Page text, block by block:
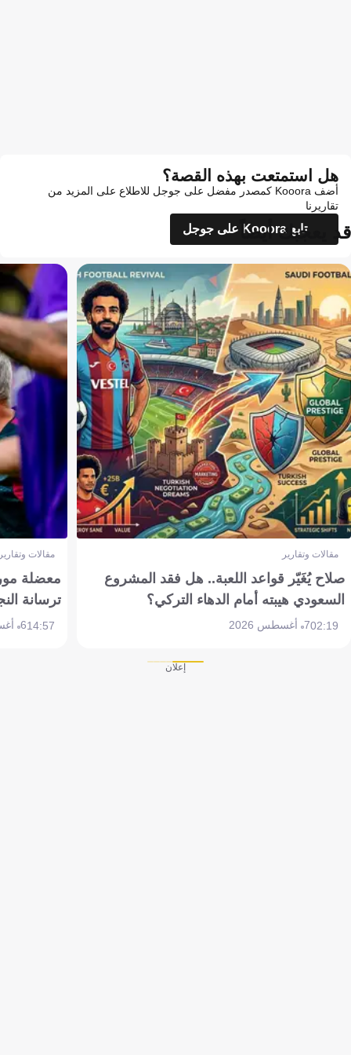
هل استمتعت بهذه القصة؟
أضف Kooora كمصدر مفضل على جوجل للاطلاع على المزيد من
تقاريرنا
تابع Kooora على جوجل
قد يعجبك أيضاً
مقالات وتقارير
صلاح يُغَيّر قواعد اللعبة.. هل فقد المشروع
السعودي هيبته أمام الدهاء التركي؟
02:197 أغسطس 2026
مقالات
معضلة
ترسانة
14:576 أغسطس 2026
إعلان